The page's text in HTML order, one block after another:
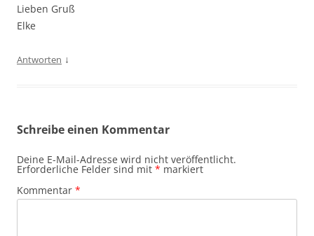
Lieben Gruß
Elke
Antworten ↓
Schreibe einen Kommentar
Deine E-Mail-Adresse wird nicht veröffentlicht.
Erforderliche Felder sind mit * markiert
Kommentar *